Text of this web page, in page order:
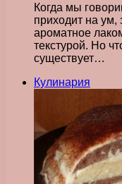
Когда мы
приходит на
ароматное
текстурой. Но
существует…
Кулинария